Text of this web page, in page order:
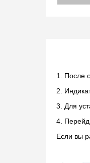
1. После
2.
3. Для
4.
Если вы